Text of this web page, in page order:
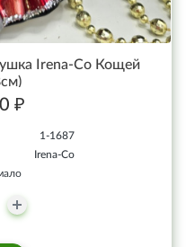
Irena-Co Кощей
₽
1-1687
Irena-Co